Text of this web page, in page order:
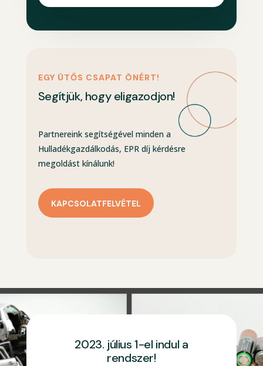
EGY ÜTŐS CSAPAT ÖNÉRT!
Segítjük, hogy eligazodjon!
Partnereink segítségével minden a
Hulladékgazdálkodás, EPR díj kérdésre
megoldást kínálunk!
KAPCSOLATFELVÉTEL
2023. július 1-el indul a
rendszer!